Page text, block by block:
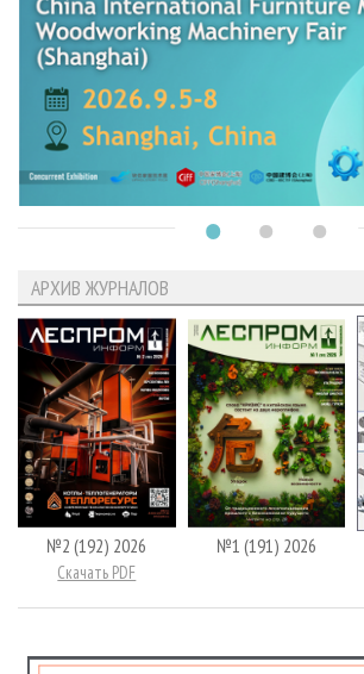
АРХИВ ЖУРНАЛОВ
№2 (192) 2026
Скачать PDF
№1 (191) 2026